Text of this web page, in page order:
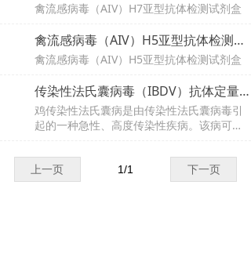
禽流感病毒（AIV）H7亚型抗体检测试剂盒
禽流感病毒（AIV）H5亚型抗体检测试剂盒
禽流感病毒（AIV）H5亚型抗体检测试剂盒
传染性法氏囊病毒（IBDV）抗体定量检测试剂盒
鸡传染性法氏囊病是由传染性法氏囊病毒引
起的一种急性、高度传染性疾病。该病可引
感，造成养鸡业的巨大损失。检测传染性法
氏囊病度抗体，可用于疫苗免疫效果的评
价。
上一页 下一页
1/1